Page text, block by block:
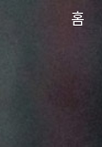
홈